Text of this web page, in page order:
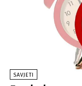
SAVJETI